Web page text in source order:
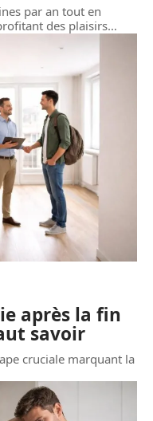
par an tout en
des plaisirs…
après la fin
savoir
cruciale marquant la